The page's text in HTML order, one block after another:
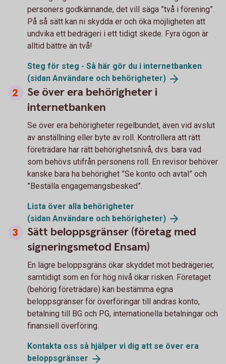
personers godkännande, det vill säga ”två i förening”.
På så sätt kan ni skydda er och öka möjligheten att
undvika ett bedrägeri i ett tidigt skede. Fyra ögon är
alltid bättre än två!
Steg för steg - Så här gör du i internetbanken
(sidan Användare och behörigheter)
Se över era behörigheter i
internetbanken
Se över era behörigheter regelbundet, även vid avslut
av anställning eller byte av roll. Kontrollera att rätt
företrädare har rätt behörighetsnivå, dvs. bara vad
som behövs utifrån personens roll. En revisor behöver
kanske bara ha behörighet ”Se konto och avtal” och
”Beställa engagemangsbesked”.
Lista över alla behörigheter
(sidan Användare och behörigheter)
Sätt beloppsgränser (företag med
signeringsmetod Ensam)
En lägre beloppsgräns ökar skyddet mot bedrägerier,
samtidigt som en för hög nivå ökar risken. Företaget
(behörig företrädare) kan bestämma egna
beloppsgränser för överföringar till andras konto,
betalning till BG och PG, internationella betalningar och
finansiell överföring.
Kontakta oss så hjälper vi dig att se över era
beloppsgränser